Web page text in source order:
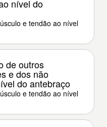
nível do
e tendão ao nível
de outros
e dos não
do antebraço
e tendão ao nível